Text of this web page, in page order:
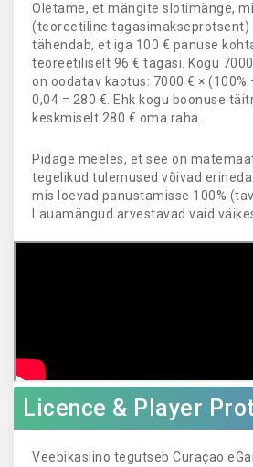
Oletame, et mängite slotimänge,
(teoreetiline tagasimakseprotsent)
tähendab, et iga 100 € panuse
teoreetiliselt 96 € tagasi. Kogu
on oodatav kaotus: 7000 € × (100%
0,04 = 280 €. Ehk kogu boonuse
keskmiselt 280 € oma raha.
Pidage meeles, et see on
tegelikud tulemused võivad
mis loevad panustamisse 100%
Lauamängud arvestavad vaid
Licence & Player
Veebikasiino tegutseb Curaçao